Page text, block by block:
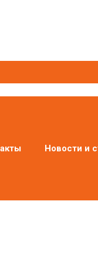
Новости и